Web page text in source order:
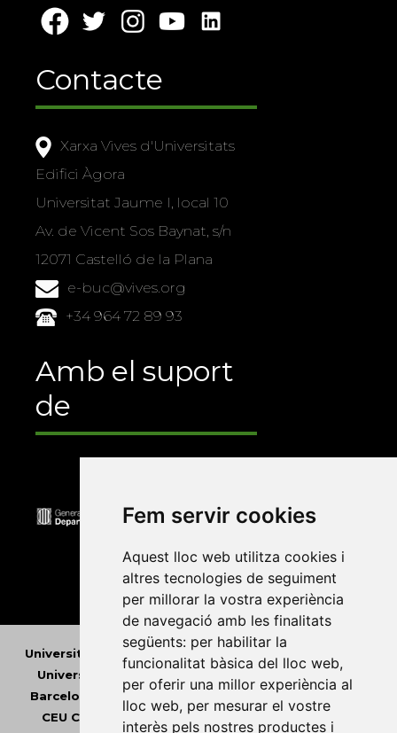
Fem servir cookies
Aquest lloc web utilitza cookies i
altres tecnologies de seguiment
per millorar la vostra experiència
de navegació amb les finalitats
següents: per habilitar la
funcionalitat bàsica del lloc web,
per oferir una millor experiència al
lloc web, per mesurar el vostre
interès pels nostres productes i
Contacte
Xarxa Vives d'Universitats
Edifici Àgora
Universitat Jaume I, local 10
Av. de Vicent Sos Baynat, s/n
12071 Castelló de la Plana
e-buc@vives.org
+34 964 72 89 93
Amb el suport
de
Universitat Abat Oliba CEU
Universitat d'Andorra
Universitat Autònoma de
Barcelona
Universitat de Barcelona •
CEU Cardenal Herrera•